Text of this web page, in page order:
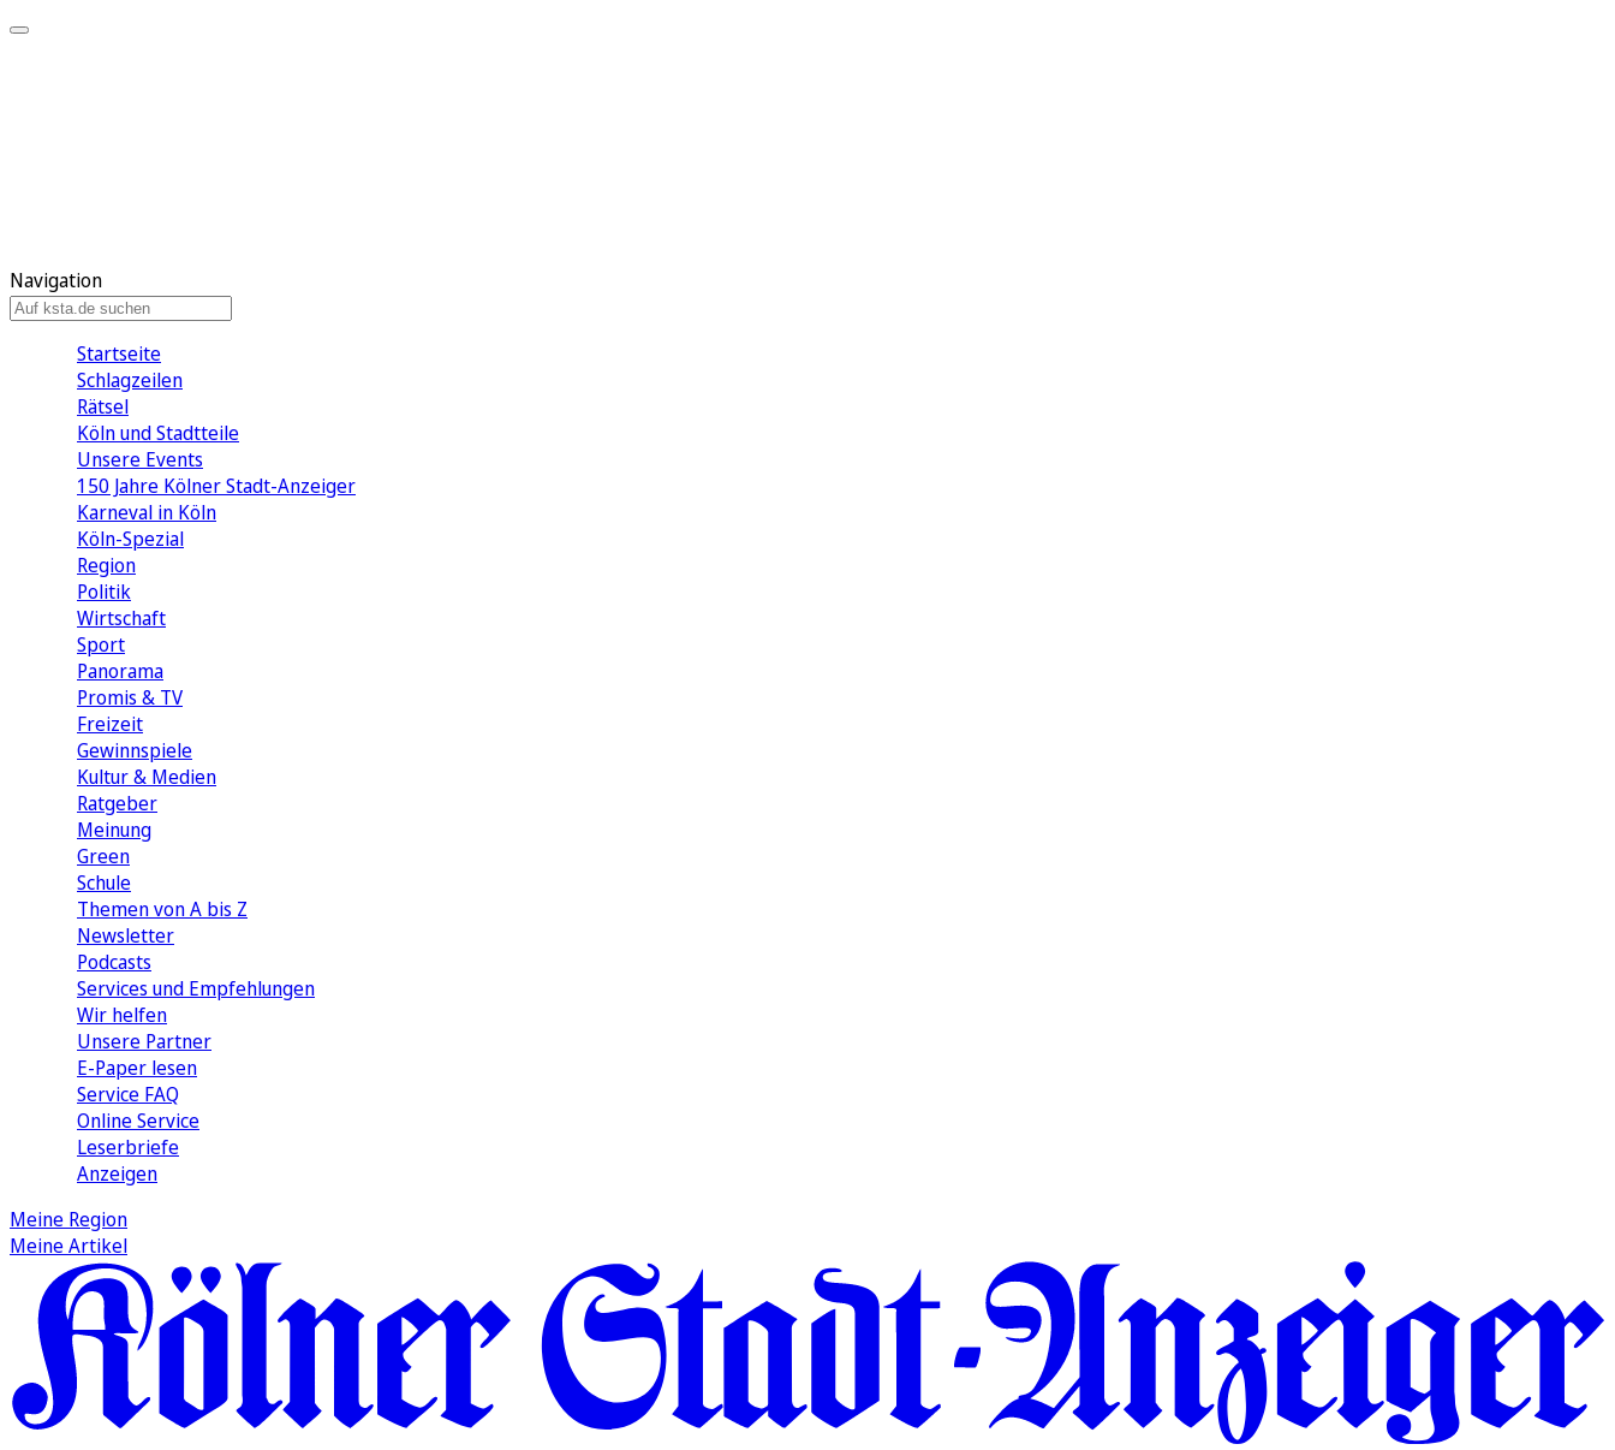
Navigation
Startseite
Schlagzeilen
Rätsel
Köln und Stadtteile
Unsere Events
150 Jahre Kölner Stadt-Anzeiger
Karneval in Köln
Köln-Spezial
Region
Politik
Wirtschaft
Sport
Panorama
Promis & TV
Freizeit
Gewinnspiele
Kultur & Medien
Ratgeber
Meinung
Green
Schule
Themen von A bis Z
Newsletter
Podcasts
Services und Empfehlungen
Wir helfen
Unsere Partner
E-Paper lesen
Service FAQ
Online Service
Leserbriefe
Anzeigen
Meine Region
Meine Artikel